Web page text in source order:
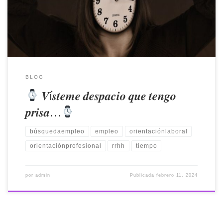
vestirse por su ayudante que «no atina» a abrocharle
correctamente los botones. Seguro que has […]
BLOG
𝑽í𝒔𝒕𝒆𝒎𝒆 𝒅𝒆𝒔𝒑𝒂𝒄𝒊𝒐 𝒒𝒖𝒆 𝒕𝒆𝒏𝒈𝒐
𝒑𝒓𝒊𝒔𝒂…
búsquedaempleo empleo orientaciónlaboral
orientaciónprofesional rrhh tiempo
por admin Publicadafebrero 11, 2024